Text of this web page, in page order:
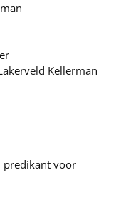
Kellerman
predikant voor